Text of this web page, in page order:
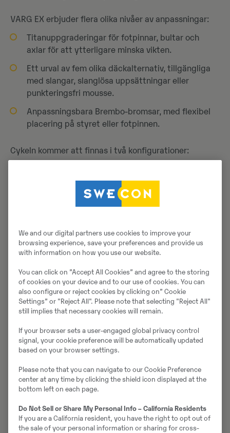
VARG EX erbjuder flera olika nivåer av anpassningar:
Titanuppgraderingar för fotpinnar, bultar och
axlar för att ytterligare minska vikten.
Ett urval av fem olika däckalternativ, tillgängliga
med slangar, slanglösa uppsättningar eller
punkteringsfri mousse.
Anpassningsbara Brembo-bromsar, med flexibel
placering på styret eller fotpinnen.
Cykeln kommer att finnas i två konfigurationer:
Förare kan beställa sin Stark VARG EX direkt via Stark
Futures hemsida eller via associerade återförsäljare.
We and our digital partners use cookies to improve your
browsing experience, save your preferences and provide us
with information on how you use our website.
You can click on ”Accept All Cookies” and agree to the storing
of cookies on your device and to our use of cookies. You can
also configure or reject cookies by clicking on” Cookie
Settings” or "Reject All". Please note that selecting "Reject All"
still implies that necessary cookies will remain.
If your browser sets a user-engaged global privacy control
signal, your cookie preference will be automatically updated
based on your browser settings.
Please note that you can navigate to our Cookie Preference
center at any time by clicking the shield icon displayed at the
bottom left on each page.
Do Not Sell or Share My Personal Info – California Residents
If you are a California resident, you have the right to opt out of
the sale of your personal information or sharing for cross-